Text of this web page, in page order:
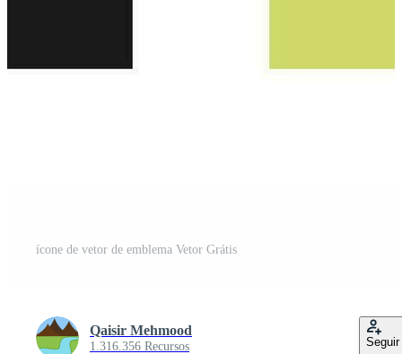
ícone de vetor de emblema Vetor Grátis
Qaisir Mehmood
1.316.356 Recursos Seguir